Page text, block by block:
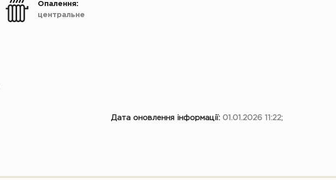
центральне
Опалення:
Дата оновлення інформації: 01.01.2026 11:22;